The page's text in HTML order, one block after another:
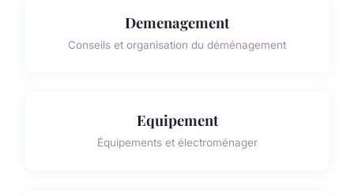
Demenagement
Conseils et organisation du déménagement
Equipement
Équipements et électroménager